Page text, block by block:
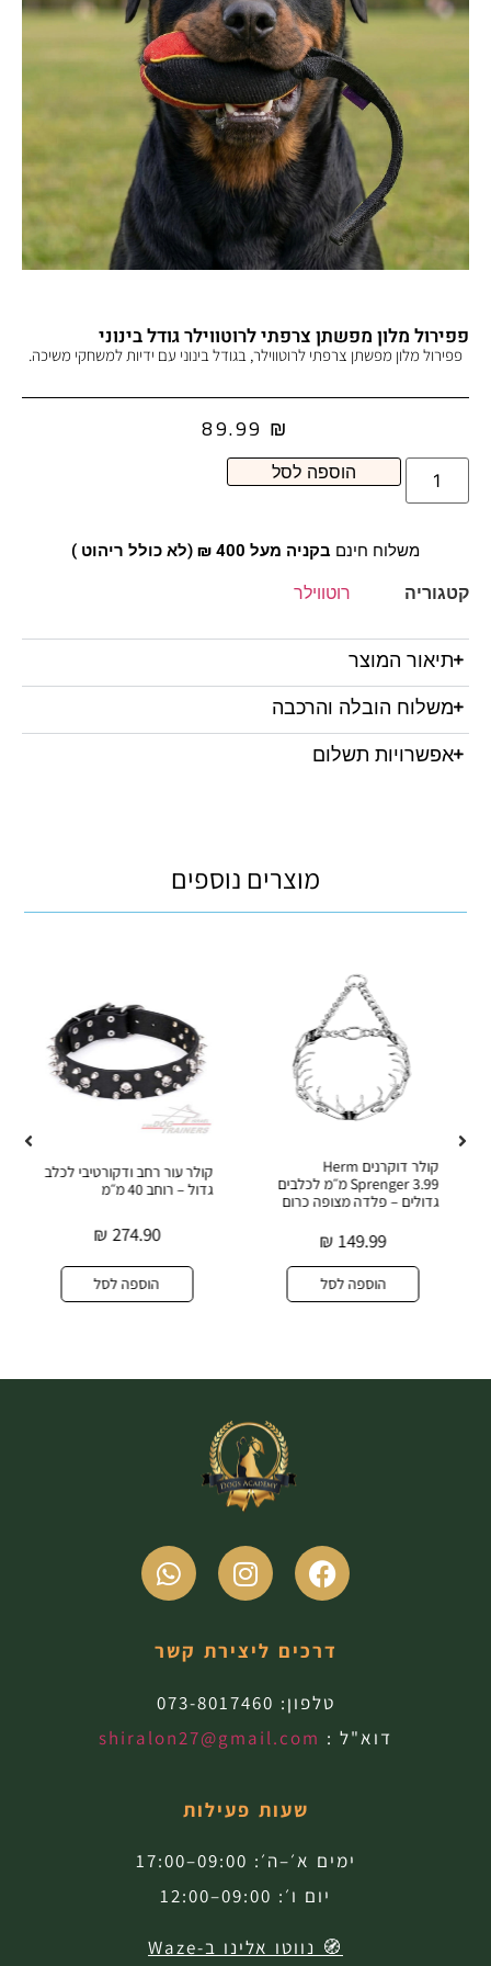
פפירול מלון מפשתן צרפתי לרוטווילר גודל בינוני
פפירול מלון מפשתן צרפתי לרוטווילר, בגודל בינוני עם ידיות למשחקי משיכה.
89.99 ₪
הוספה לסל
משלוח חינם בקניה מעל 400 ₪ (לא כולל ריהוט )
קטגוריה רוטווילר
תיאור המוצר
משלוח הובלה והרכבה
אפשרויות תשלום
מוצרים נוספים
קולר דוקרנים Herm
Sprenger 3.99 מ״מ לכלבים
גדולים – פלדה מצופה כרום
149.99
₪
הוספה לסל
קולר עור רחב ודקורטיבי לכלב
גדול – רוחב 40 מ״מ
274.90
₪
הוספה לסל
דרכים ליצירת קשר
טלפון: 073-8017460
דוא"ל : shiralon27@gmail.com
שעות פעילות
ימים א׳–ה׳: 09:00–17:00
יום ו׳: 09:00–12:00
🧭 נווטו אלינו ב-Waze